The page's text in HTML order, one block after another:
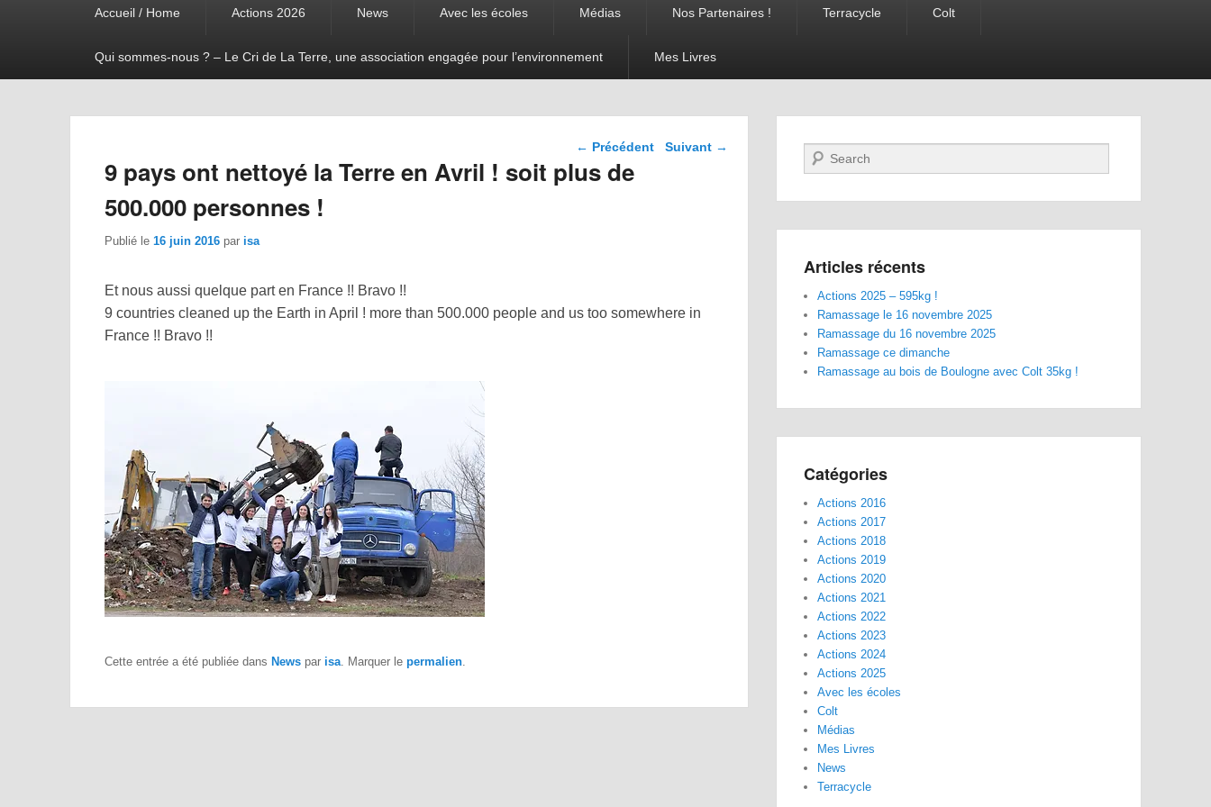
Accueil / Home Actions 2026 News Avec les écoles Médias Nos Partenaires ! Terracycle Colt
Qui sommes-nous ? – Le Cri de La Terre, une association engagée pour l’environnement Mes Livres
Navigation dans les
← Précédent Suivant →
9 pays ont nettoyé la Terre en Avril ! soit plus de
500.000 personnes !
Publié le 16 juin 2016 par isa
Et nous aussi quelque part en France !! Bravo !!
9 countries cleaned up the Earth in April ! more than 500.000 people and us too somewhere in
France !! Bravo !!
Cette entrée a été publiée dans News par isa. Marquer le permalien.
Recherche
Articles récents
Actions 2025 – 595kg !
Ramassage le 16 novembre 2025
Ramassage du 16 novembre 2025
Ramassage ce dimanche
Ramassage au bois de Boulogne avec Colt 35kg !
Catégories
Actions 2016
Actions 2017
Actions 2018
Actions 2019
Actions 2020
Actions 2021
Actions 2022
Actions 2023
Actions 2024
Actions 2025
Avec les écoles
Colt
Médias
Mes Livres
News
Terracycle